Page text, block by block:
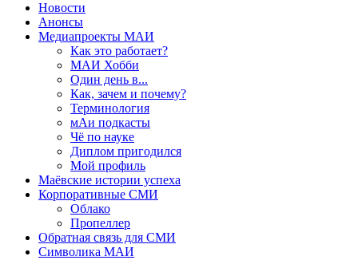
Новости
Анонсы
Медиапроекты МАИ
Как это работает?
МАИ Хобби
Один день в...
Как, зачем и почему?
Терминология
мАи подкасты
Чё по науке
Диплом пригодился
Мой профиль
Маёвские истории успеха
Корпоративные СМИ
Облако
Пропеллер
Обратная связь для СМИ
Символика МАИ